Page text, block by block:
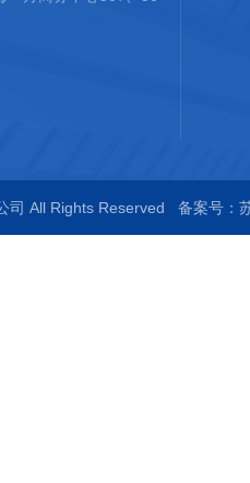
司 All Rights Reserved 备案号：